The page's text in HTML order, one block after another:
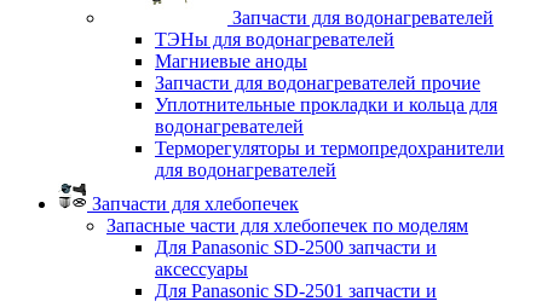
Запчасти для водонагревателей
ТЭНы для водонагревателей
Магниевые аноды
Запчасти для водонагревателей прочие
Уплотнительные прокладки и кольца для
водонагревателей
Терморегуляторы и термопредохранители
для водонагревателей
Запчасти для хлебопечек
Запасные части для хлебопечек по моделям
Для Panasonic SD-2500 запчасти и
аксессуары
Для Panasonic SD-2501 запчасти и